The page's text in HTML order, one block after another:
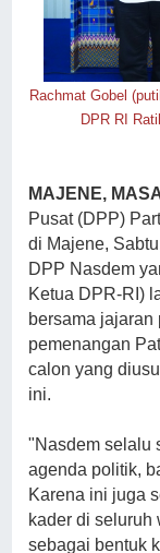
Rachmat Gobel
DPR RI
MAJENE,
Pusat (DPP)
di Majene,
DPP Nasdem
Ketua DPR-RI)
bersama jajaran
pemenangan
calon yang
ini.
"Nasdem selalu
agenda politik,
Karena ini juga
kader di seluruh
sebagai bentuk